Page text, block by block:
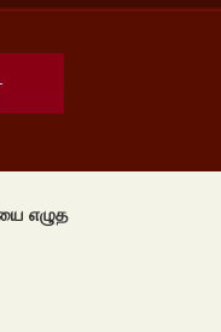
எழுத